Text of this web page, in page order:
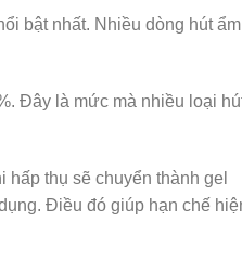
bật nhất. Nhiều dòng hút ẩm
Đây là mức mà nhiều loại
thụ sẽ chuyển thành gel
Điều đó giúp hạn chế